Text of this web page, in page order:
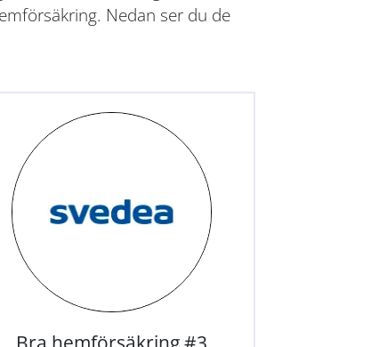
Nedan ser du de